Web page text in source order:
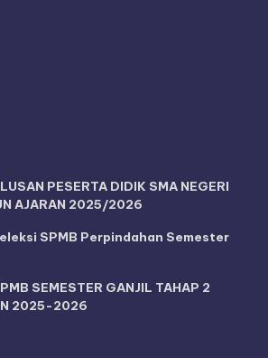
PESERTA DIDIK SMA NEGERI
AJARAN 2025/2026
SPMB Perpindahan Semester
SEMESTER GANJIL TAHAP 2
2025-2026